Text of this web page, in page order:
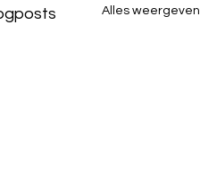
Alles weergeven